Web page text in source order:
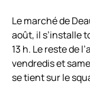
Le marché de
août, il s’installe
13 h. Le reste de
vendredis et
se tient sur le